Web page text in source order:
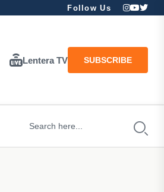
Follow Us
Lentera TV SUBSCRIBE